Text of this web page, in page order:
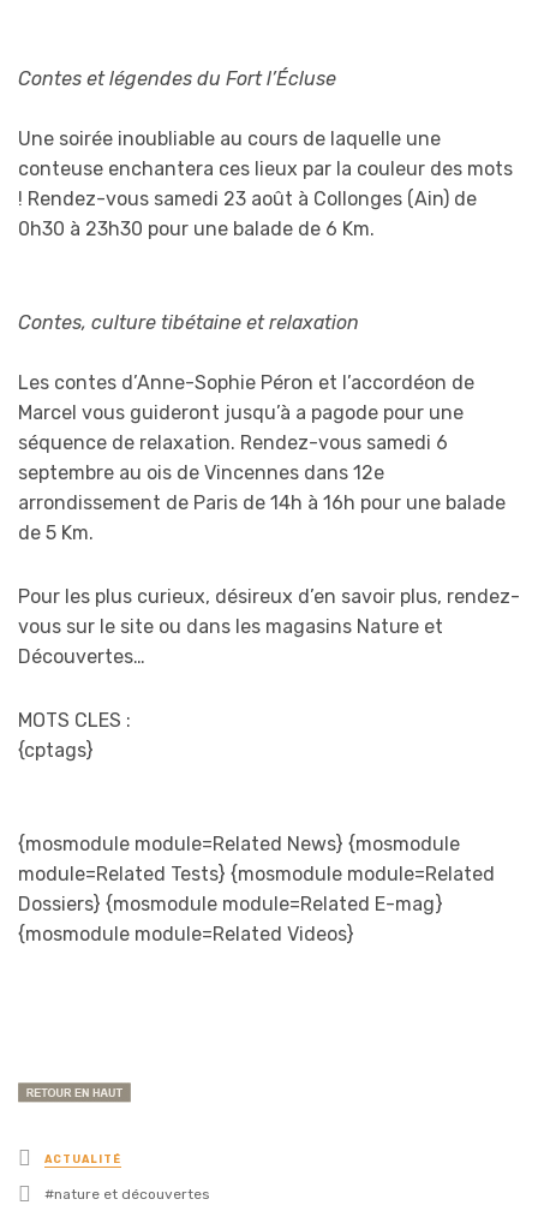
Contes et légendes du Fort l’Écluse
Une soirée inoubliable au cours de laquelle une
conteuse enchantera ces lieux par la couleur des mots
! Rendez-vous samedi 23 août à Collonges (Ain) de
0h30 à 23h30 pour une balade de 6 Km.
Contes, culture tibétaine et relaxation
Les contes d’Anne-Sophie Péron et l’accordéon de
Marcel vous guideront jusqu’à a pagode pour une
séquence de relaxation. Rendez-vous samedi 6
septembre au ois de Vincennes dans 12e
arrondissement de Paris de 14h à 16h pour une balade
de 5 Km.
Pour les plus curieux, désireux d’en savoir plus, rendez-
vous sur le site ou dans les magasins Nature et
Découvertes…
MOTS CLES :
{cptags}
{mosmodule module=Related News} {mosmodule
module=Related Tests} {mosmodule module=Related
Dossiers} {mosmodule module=Related E-mag}
{mosmodule module=Related Videos}
Posted
in
ACTUALITÉ
Tagged
nature et découvertes